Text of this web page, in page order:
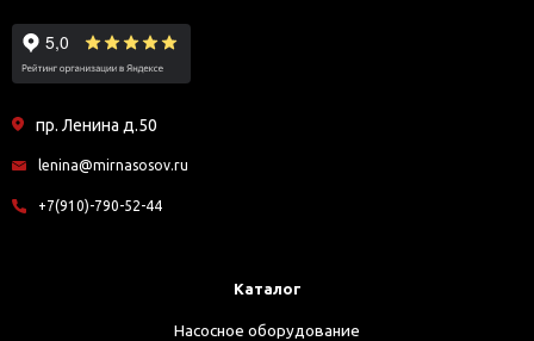
пр. Ленина д.50
lenina@mirnasosov.ru
+7(910)-790-52-44
Каталог
Насосное оборудование